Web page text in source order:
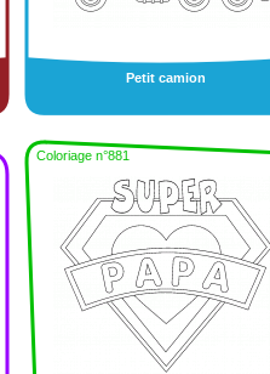
Petit camion
Coloriage n°881